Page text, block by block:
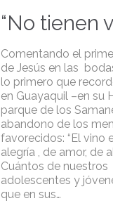
“No tienen
Comentando el
de Jesús en las
lo primero que
en Guayaquil –en su
parque de los
abandono de los
favorecidos: “El vino
alegría , de amor, de
Cuántos de nuestros
adolescentes y
que en sus…